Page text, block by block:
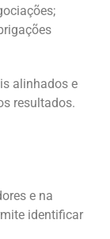
alinhados e
resultados.
e na
identificar